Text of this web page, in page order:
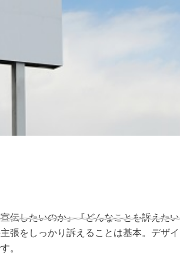
伝したいのか』『どんなことを訴えたい
張をしっかり訴えることは基本。デザイ
。